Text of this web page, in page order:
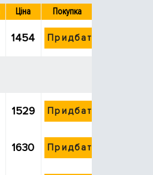
Ціна Покупка
1454 Придбати
1529 Придбати
1630 Придбати